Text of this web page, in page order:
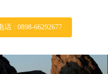
话 : 0898-66292677